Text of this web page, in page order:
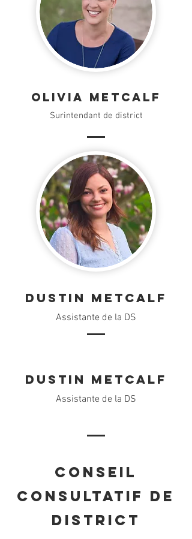
Olivia Metcalf
Surintendant de district
Dustin Metcalf
Assistante de la DS
Dustin Metcalf
Assistante de la DS
Conseil
consultatif de
district